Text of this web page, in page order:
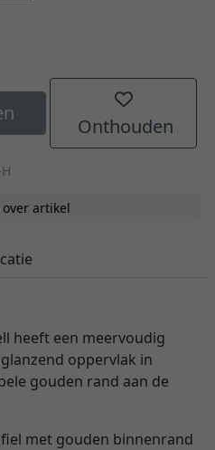
Onthouden
artikel
heeft een meervoudig
oppervlak in
gouden rand aan de
met gouden binnenrand